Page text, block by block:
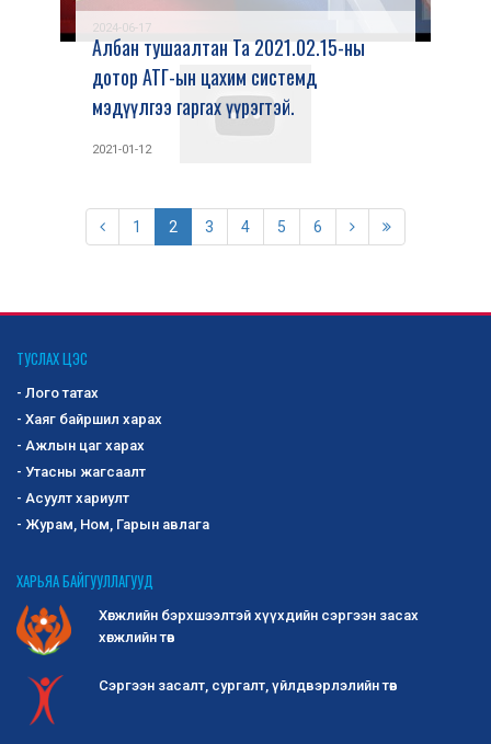
2024-06-17
Албан тушаалтан Та 2021.02.15-ны
дотор АТГ-ын цахим системд
мэдүүлгээ гаргах үүрэгтэй.
2021-01-12
1 2 3 4 5 6
ТУСЛАХ ЦЭС
- Лого татах
- Хаяг байршил харах
- Ажлын цаг харах
- Утасны жагсаалт
- Асуулт хариулт
- Журам, Ном, Гарын авлага
ХАРЬЯА БАЙГУУЛЛАГУУД
Хөгжлийн бэрхшээлтэй хүүхдийн сэргээн засах
хөгжлийн төв
Сэргээн засалт, сургалт, үйлдвэрлэлийн төв